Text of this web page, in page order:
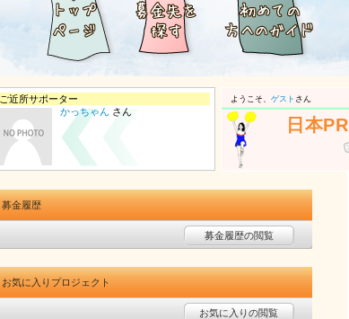
ご近所サポーター
かっちゃん さん
ようこそ、 ゲスト さん
日本PR
募金履歴
募金履歴の閲覧
お気に入りプロジェクト
お気に入りの閲覧